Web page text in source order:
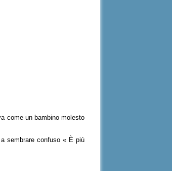
come un bambino molesto
sembrare confuso « È più